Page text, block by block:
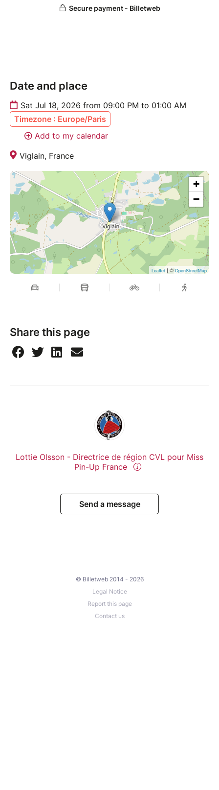
Date and place
Sat Jul 18, 2026 from 09:00 PM to 01:00 AM
Timezone : Europe/Paris
Add to my calendar
Viglain, France
+
−
Leaflet | © OpenStreetMap
Share this page
Lottie Olsson - Directrice de région CVL pour Miss
Pin-Up France
Send a message
© Billetweb 2014 - 2026
Legal Notice
Report this page
Contact us